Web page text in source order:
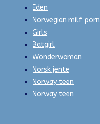
Eden
Norwegian milf porn
Girls
Batgirl
Wonderwoman
Norsk jente
Norway teen
Norway teen